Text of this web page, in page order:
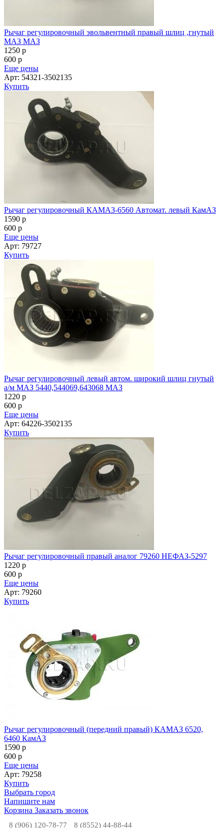
Рычаг регулировочный эвольвентный правый шлиц ,гнутый
МАЗ МАЗ
1250 p
600 p
Еще цены
Арт: 54321-3502135
Купить
Рычаг регулировочный КАМАЗ-6560 Автомат. левый КамАЗ
1590 p
600 p
Еще цены
Арт: 79727
Купить
Рычаг регулировочный левый автом. широкий шлиц гнутый
а/м МАЗ 5440,544069,643068 МАЗ
1220 p
600 p
Еще цены
Арт: 64226-3502135
Купить
Рычаг регулировочный правый аналог 79260 НЕФАЗ-5297
1220 p
600 p
Еще цены
Арт: 79260
Купить
Рычаг регулировочный (передний правый) КАМАЗ 6520,
6460 КамАЗ
1590 p
600 p
Еще цены
Арт: 79258
Купить
Выбрать город
Напишите нам
Корзина Заказать звонок
8 (906) 120-78-77 8 (8552) 44-88-44